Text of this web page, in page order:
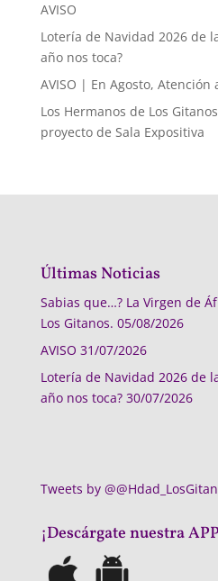
AVISO
Lotería de Navidad 2026 de
año nos toca?
AVISO | En Agosto,
Los Hermanos de Los
proyecto de Sala Expositiva
Últimas Noticias
Sabias que…? La Virgen de
Los Gitanos. 05/08/2026
AVISO 31/07/2026
Lotería de Navidad 2026 de
año nos toca? 30/07/2026
Tweets by
¡Descárgate nuestra